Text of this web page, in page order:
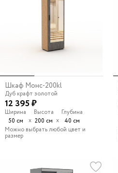
Шкаф Монс-200kl
Дуб крафт золотой
12 395 ₽
Ширина
50 см
х
Высота
200 см х
Глубина
40 см
Можно выбрать любой цвет и
размер